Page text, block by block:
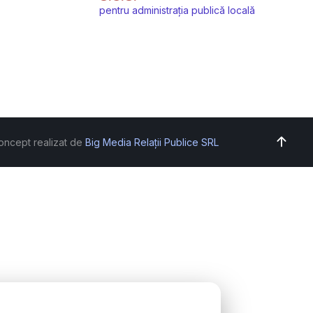
pentru administrația publică locală
realizat de Big Media Relații Publice SRL